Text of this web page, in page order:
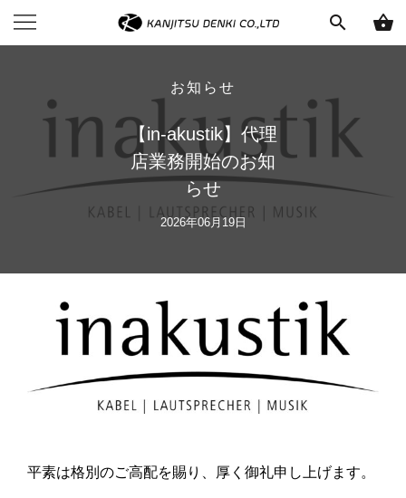
search shopping_basket
お知らせ
【in-akustik】代理
店業務開始のお知
らせ
2026年06月19日
平素は格別のご高配を賜り、厚く御礼申し上げます。